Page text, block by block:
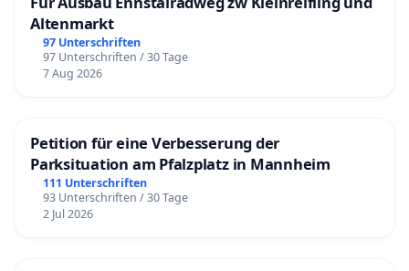
Altenmarkt
97 Unterschriften
97 Unterschriften / 30 Tage
7 Aug 2026
Petition für eine Verbesserung der
Parksituation am Pfalzplatz in Mannheim
111 Unterschriften
93 Unterschriften / 30 Tage
2 Jul 2026